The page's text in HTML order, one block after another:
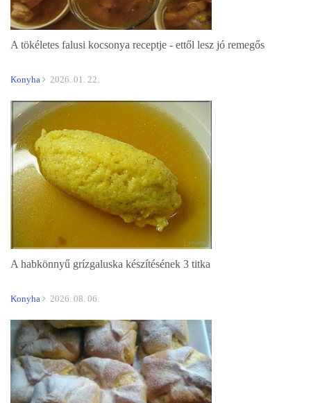
A tökéletes falusi kocsonya receptje - ettől lesz jó remegős
Konyha 2026. 01. 22.
A habkönnyű grízgaluska készítésének 3 titka
Konyha 2026. 08. 06.